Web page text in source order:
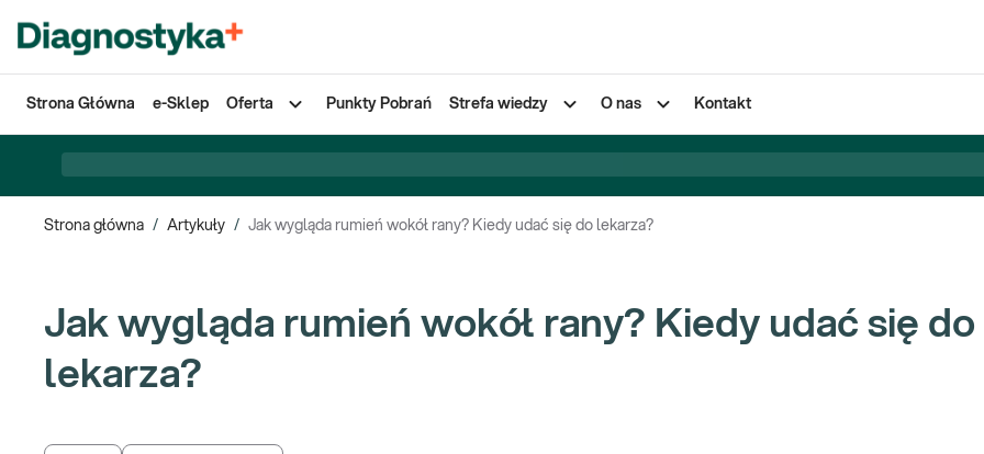
Strona Główna e-Sklep Oferta Punkty Pobrań Strefa wiedzy O nas Kontakt
Strona główna / Artykuły / Jak wygląda rumień wokół rany? Kiedy udać się do lekarza?
Jak wygląda rumień wokół rany? Kiedy udać się do
lekarza?